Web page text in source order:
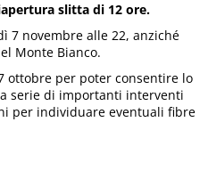
slitta di 12 ore.
7 novembre alle 22, anziché
Monte Bianco.
ottobre per poter consentire lo
serie di importanti interventi
per individuare eventuali fibre